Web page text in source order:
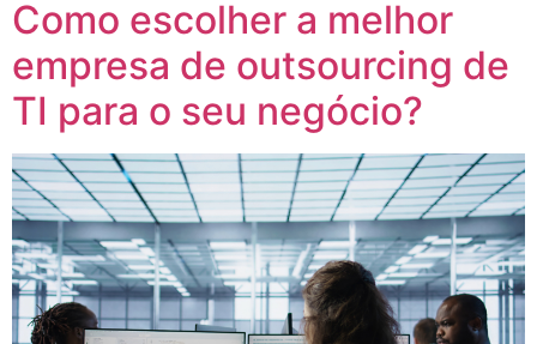
Como escolher a melhor
empresa de outsourcing de
TI para o seu negócio?